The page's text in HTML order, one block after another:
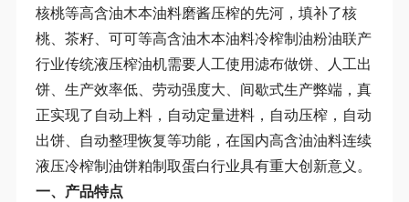
核桃等高含油木本油料磨酱压榨的先河，填补了核
桃、茶籽、可可等高含油木本油料冷榨制油粉油联产
行业传统液压榨油机需要人工使用滤布做饼、人工出
饼、生产效率低、劳动强度大、间歇式生产弊端，真
正实现了自动上料，自动定量进料，自动压榨，自动
出饼、自动整理恢复等功能，在国内高含油油料连续
液压冷榨制油饼粕制取蛋白行业具有重大创新意义。
一、产品特点